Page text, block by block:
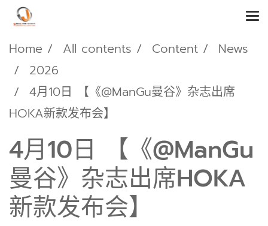
Home All contents Content
News
2026
4月10日 【《@ManGu曼谷》杂志出席
HOKA新款发布会】
4月10日 【《@ManGu
曼谷》杂志出席HOKA
新款发布会】